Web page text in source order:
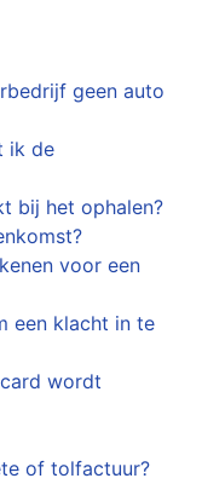
geen auto
ik de
bij het ophalen?
voor een
een klacht in te
wordt
of tolfactuur?